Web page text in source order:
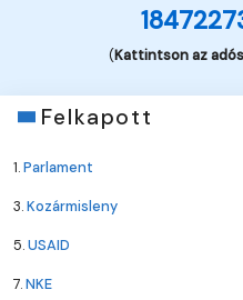
(Kattintson az
Felkapott
1.Parlament
3.Kozármisleny
5.USAID
7.NKE